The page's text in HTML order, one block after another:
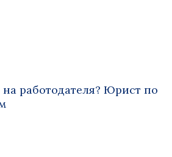
на работодателя? Юрист по